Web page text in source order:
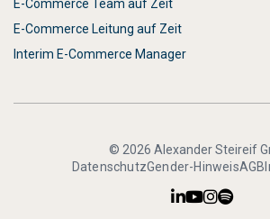
E-Commerce Team auf Zeit
E-Commerce Leitung auf Zeit
Interim E-Commerce Manager
© 2026 Alexander Steireif
DatenschutzGender-HinweisAGB
